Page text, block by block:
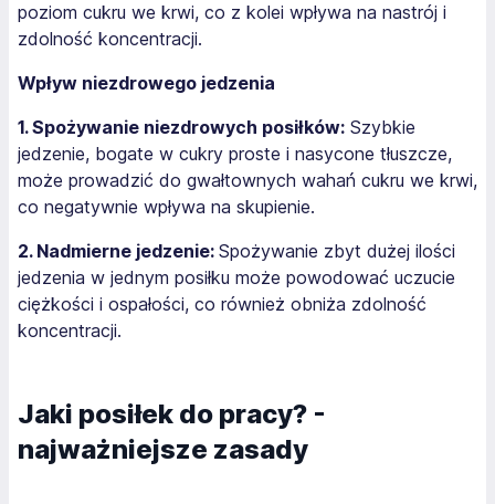
poziom cukru we krwi, co z kolei wpływa na nastrój i
zdolność koncentracji.
Wpływ niezdrowego jedzenia
1. Spożywanie niezdrowych posiłków: Szybkie
jedzenie, bogate w cukry proste i nasycone tłuszcze,
może prowadzić do gwałtownych wahań cukru we krwi,
co negatywnie wpływa na skupienie.
2. Nadmierne jedzenie: Spożywanie zbyt dużej ilości
jedzenia w jednym posiłku może powodować uczucie
ciężkości i ospałości, co również obniża zdolność
koncentracji.
Jaki posiłek do pracy? -
najważniejsze zasady